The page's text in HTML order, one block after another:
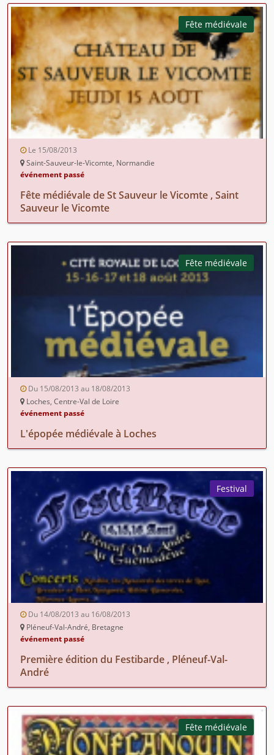
Fête médiévale
Le 15/08/2013
Saint-Sauveur-le-Vicomte, Normandie
événement passé
Fête médiévale de St Sauveur le Vicomte , Saint
Sauveur le Vicomte
Fête médiévale
Du 15/08/2013 au 18/08/2013
Loches, Centre-Val de Loire
événement passé
L'épopée médiévale à Loches
Festival
Du 14/08/2013 au 16/08/2013
Pléneuf-Val-André, Bretagne
événement passé
Première édition du Festibarde , Pléneuf-Val-
André
Fête médiévale